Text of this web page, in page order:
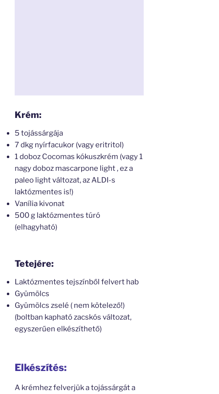
Krém:
5 tojássárgája
7 dkg nyírfacukor (vagy eritritol)
1 doboz Cocomas kókuszkrém (vagy 1
nagy doboz mascarpone light , ez a
paleo light változat, az ALDI-s
laktózmentes is!)
Vanília kivonat
500 g laktózmentes túró
(elhagyható)
Tetejére:
Laktózmentes tejszínből felvert hab
Gyümölcs
Gyümölcs zselé ( nem kötelező!)
(boltban kapható zacskós változat,
egyszerűen elkészíthető)
Elkészítés:
A krémhez felverjük a tojássárgát a